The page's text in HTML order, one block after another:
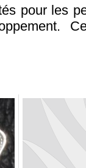
pour les